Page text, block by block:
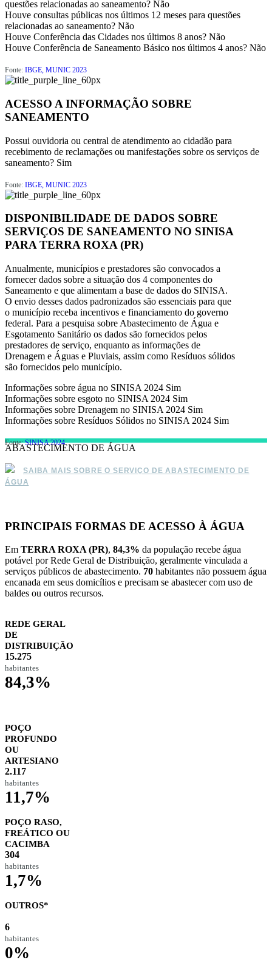
questões relacionadas ao saneamento? Não
Houve consultas públicas nos últimos 12 meses para questões
relacionadas ao saneamento? Não
Houve Conferência das Cidades nos últimos 8 anos? Não
Houve Conferência de Saneamento Básico nos últimos 4 anos? Não
Fonte: IBGE, MUNIC 2023
ACESSO A INFORMAÇÃO SOBRE
SANEAMENTO
Possui ouvidoria ou central de atendimento ao cidadão para
recebimento de reclamações ou manifestações sobre os serviços de
saneamento? Sim
Fonte: IBGE, MUNIC 2023
DISPONIBILIDADE DE DADOS SOBRE
SERVIÇOS DE SANEAMENTO NO SINISA
PARA TERRA ROXA (PR)
Anualmente, municípios e prestadores são convocados a
fornecer dados sobre a situação dos 4 componentes do
Saneamento e que alimentam a base de dados do SINISA.
O envio desses dados padronizados são essenciais para que
o município receba incentivos e financiamento do governo
federal. Para a pesquisa sobre Abastecimento de Água e
Esgotamento Sanitário os dados são fornecidos pelos
prestadores de serviço, enquanto as informações de
Drenagem e Águas e Pluviais, assim como Resíduos sólidos
são fornecidos pelo município.
Informações sobre água no SINISA 2024 Sim
Informações sobre esgoto no SINISA 2024 Sim
Informações sobre Drenagem no SINISA 2024 Sim
Informações sobre Resíduos Sólidos no SINISA 2024 Sim
Fonte:SINISA 2024
ABASTECIMENTO DE ÁGUA
SAIBA MAIS SOBRE O SERVIÇO DE ABASTECIMENTO DE
ÁGUA
PRINCIPAIS FORMAS DE ACESSO À ÁGUA
Em TERRA ROXA (PR), 84,3% da população recebe água
potável por Rede Geral de Distribuição, geralmente vinculada a
serviços públicos de abastecimento. 70 habitantes não possuem água
encanada em seus domicílios e precisam se abastecer com uso de
baldes ou outros recursos.
REDE GERAL
DE
DISTRIBUIÇÃO
15.275
habitantes
84,3%
POÇO
PROFUNDO
OU
ARTESIANO
2.117
habitantes
11,7%
POÇO RASO,
FREÁTICO OU
CACIMBA
304
habitantes
1,7%
OUTROS*
6
habitantes
0%